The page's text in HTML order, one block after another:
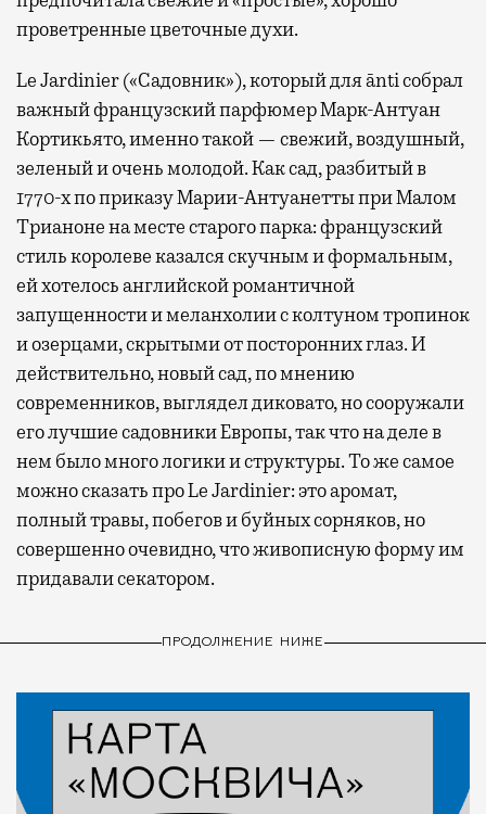
проветренные цветочные духи.
Le Jardinier («Садовник»), который для ānti собрал
важный французский парфюмер Марк-Антуан
Кортикьято, именно такой — свежий, воздушный,
зеленый и очень молодой. Как сад, разбитый в
1770-х по приказу Марии-Антуанетты при Малом
Трианоне на месте старого парка: французский
стиль королеве казался скучным и формальным,
ей хотелось английской романтичной
запущенности и меланхолии с колтуном тропинок
и озерцами, скрытыми от посторонних глаз. И
действительно, новый сад, по мнению
современников, выглядел диковато, но сооружали
его лучшие садовники Европы, так что на деле в
нем было много логики и структуры. То же самое
можно сказать про Le Jardinier: это аромат,
полный травы, побегов и буйных сорняков, но
совершенно очевидно, что живописную форму им
придавали секатором.
ПРОДОЛЖЕНИЕ НИЖЕ